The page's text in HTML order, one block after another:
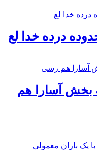
درده خدا لع
بخش آسارا هم